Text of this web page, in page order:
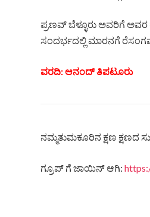
ಪ್ರಣವ್ ಬೆಳ್ಳೂರು ಅವರಿಗೆ
ಸಂದರ್ಭದಲ್ಲಿ ಮಾರನಗೆ
ವರದಿ: ಆನಂದ್ ತಿಪಟೂರು
ನಮ್ಮತುಮಕೂರಿನ ಕ್ಷಣ ಕ್ಷಣದ
ಗ್ರೂಪ್ ಗೆ ಜಾಯಿನ್ ಆಗಿ: